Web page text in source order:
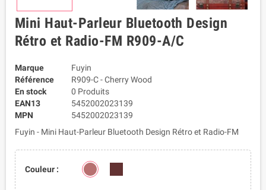
Mini Haut-Parleur Bluetooth Design
Rétro et Radio-FM R909-A/C
Marque
Fuyin
Référence
R909-C - Cherry Wood
En stock
0 Produits
EAN13
5452002023139
MPN
5452002023139
Fuyin - Mini Haut-Parleur Bluetooth Design Rétro et Radio-FM
Couleur :